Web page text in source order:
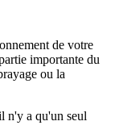
de votre
importante du
ou la
n'y a qu'un seul